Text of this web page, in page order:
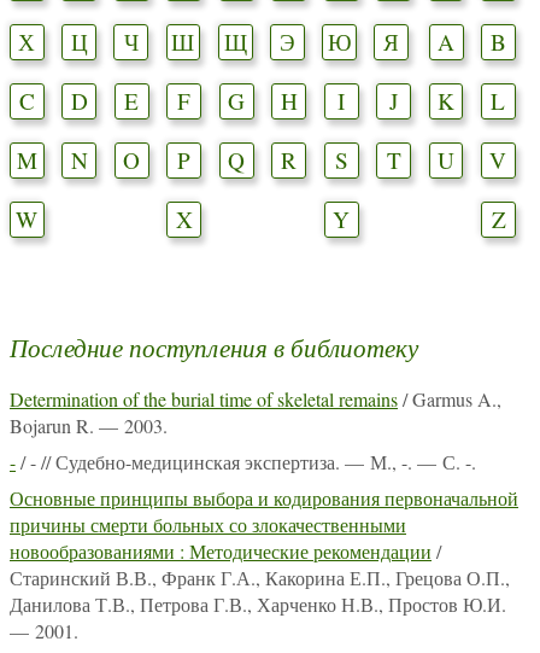
Х
Ц Ч Ш Щ Э Ю Я A
B
C
D E F G H I J K
L
M
N O P Q R S T U
V
W
X Y Z
Последние поступления в библиотеку
Determination of the burial time of skeletal remains/ Garmus A.,
Bojarun R. — 2003.
-/ - // Судебно-медицинская экспертиза. — М., -. — С. -.
Основные принципы выбора и кодирования первоначальной
причины смерти больных со злокачественными
новообразованиями : Методические рекомендации /
Старинский В.В., Франк Г.А., Какорина Е.П., Грецова О.П.,
Данилова Т.В., Петрова Г.В., Харченко Н.В., Простов Ю.И.
— 2001.